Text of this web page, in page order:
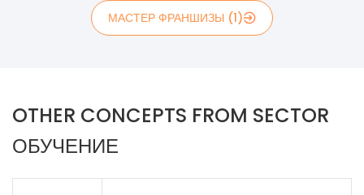
МАСТЕР ФРАНШИЗЫ (1)
OTHER CONCEPTS FROM SECTOR
ОБУЧЕНИЕ